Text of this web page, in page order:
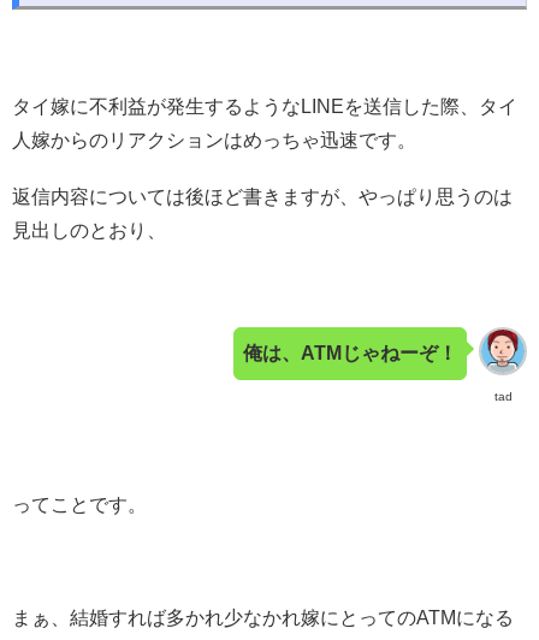
タイ嫁に不利益が発生するようなLINEを送信した際、タイ
人嫁からのリアクションはめっちゃ迅速です。
返信内容については後ほど書きますが、やっぱり思うのは
見出しのとおり、
tad
俺は、ATMじゃねーぞ！
ってことです。
まぁ、結婚すれば多かれ少なかれ嫁にとってのATMになる